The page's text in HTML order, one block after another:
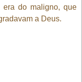
era do maligno, que
a Deus.